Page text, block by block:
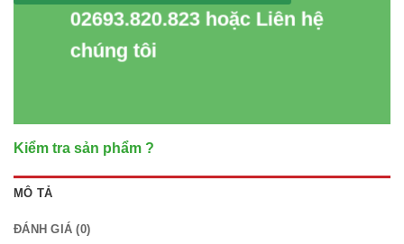
02693.820.823 hoặc Liên hệ
chúng tôi
Kiểm tra sản phẩm ?
MÔ TẢ
ĐÁNH GIÁ (0)